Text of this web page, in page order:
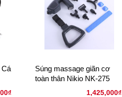
Súng massage giãn cơ
toàn thân Nikio NK-275
1,425,000₫